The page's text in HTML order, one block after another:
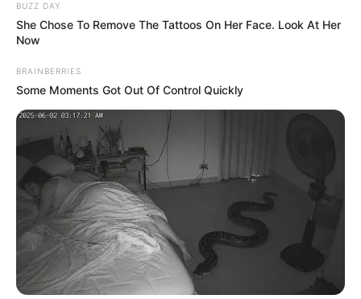
δεν έχουν
Όσα σπίτια δεν έχουν ηλεκτρικό ρεύμα
μπορούν να ξανά αποκτήσουν με μια απλή
κίνηση που θα σας περιγράψουμε παρακάτω.
Σύμφωνα με Κοινή Υπουργική Απόφαση, οι
καταναλωτές στηΧαλκίδα , με χαμηλά
εισοδήματα που έχουν αποσυνδεθεί από το
δίκτυο παροχής ηλεκτρικής ενέργειας, λόγω
BUZZ DAY
She Chose To Remove The Tattoos On Her Face. Look At Her
Now
BRAINBERRIES
Some Moments Got Out Of Control Quickly